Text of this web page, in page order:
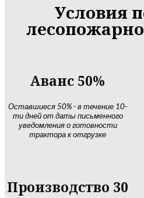
Условия
Аванс 50%
Оставшиеся 50% - в течение 10-
ти дней от даты письменного
уведомления о готовности
трактора к отгрузке
Производство 30